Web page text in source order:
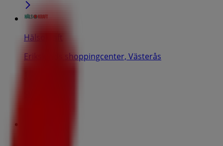
Hälsokraft
Erikslunds shoppingcenter, Västerås